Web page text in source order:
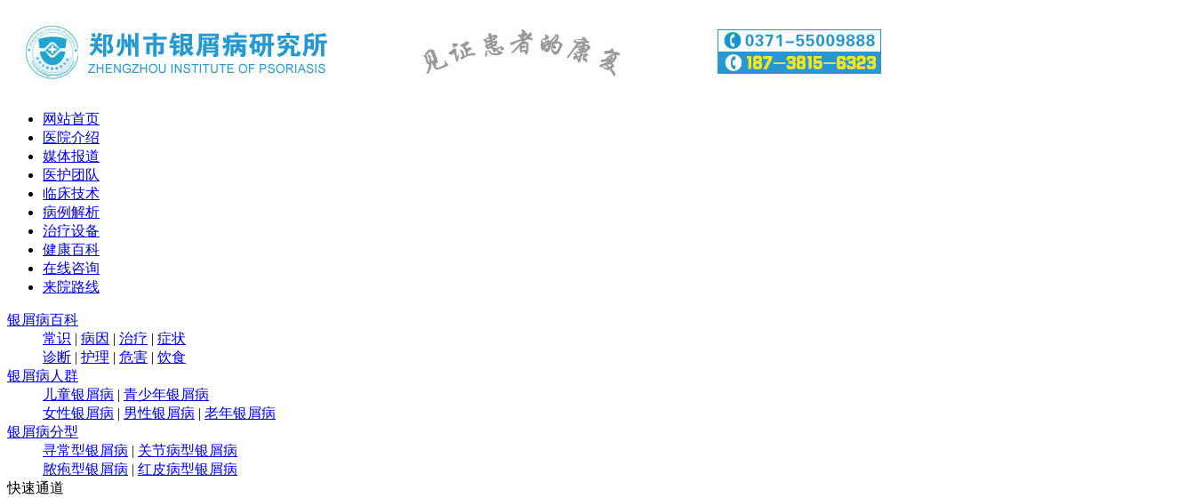
网站首页
医院介绍
媒体报道
医护团队
临床技术
病例解析
治疗设备
健康百科
在线咨询
来院路线
银屑病百科
常识 | 病因 | 治疗 | 症状
诊断 | 护理 | 危害 | 饮食
银屑病人群
儿童银屑病 | 青少年银屑病
女性银屑病 | 男性银屑病 | 老年银屑病
银屑病分型
寻常型银屑病 | 关节病型银屑病
脓疱型银屑病 | 红皮病型银屑病
快速通道